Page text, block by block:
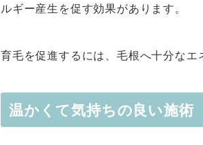
ルギー産生を促す効果があります。
育毛を促進するには、毛根へ十分なエ
温かくて気持ちの良い施術